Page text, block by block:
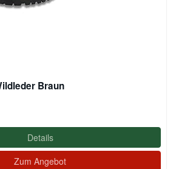
Braun
Details
Zum Angebot